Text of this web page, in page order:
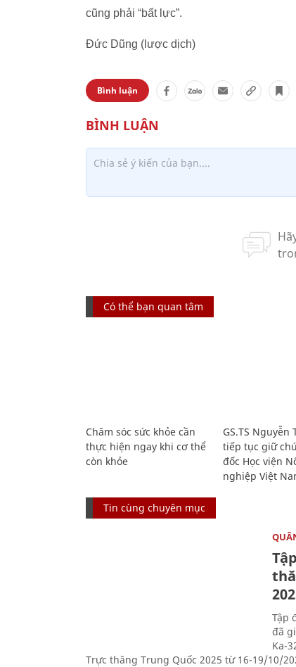
cũng phải “bất lực”.
Đức Dũng (lược dịch)
Bình luận
Có thể bạn quan tâm
Chăm sóc sức khỏe cần
thực hiện ngay khi cơ thể
còn khỏe
GS.TS Nguyễn
tiếp tục giữ
đốc Học viện
nghiệp Việt
Tin cùng chuyên mục
Tập
đã
Ka-
Trực thăng Trung Quốc 2025 từ 16-19/10/